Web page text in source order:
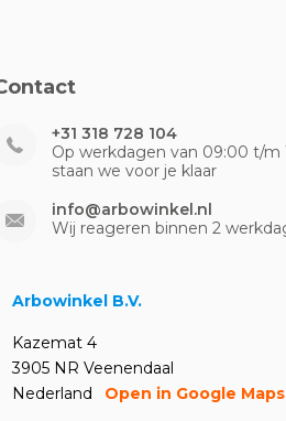
+31 318 728 104
Op werkdagen van 09:00 t/m
staan we voor je klaar
info@arbowinkel.nl
Wij reageren binnen 2
Arbowinkel B.V.
Kazemat 4
3905 NR Veenendaal
Nederland
Open in Google Maps